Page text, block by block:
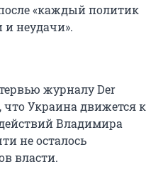
«каждый политик
и неудачи».
журналу Der
что Украина движется к
Владимира
не осталось
власти.